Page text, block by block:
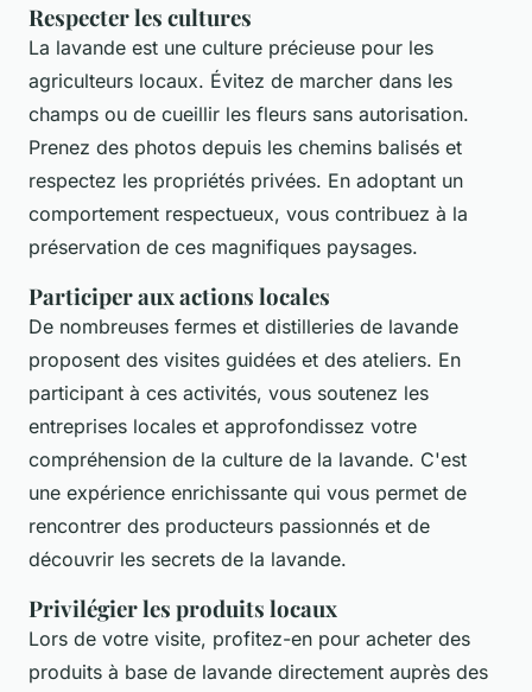
Respecter les cultures
La lavande est une culture précieuse pour les
agriculteurs locaux. Évitez de marcher dans les
champs ou de cueillir les fleurs sans autorisation.
Prenez des photos depuis les chemins balisés et
respectez les propriétés privées. En adoptant un
comportement respectueux, vous contribuez à la
préservation de ces magnifiques paysages.
Participer aux actions locales
De nombreuses fermes et distilleries de lavande
proposent des visites guidées et des ateliers. En
participant à ces activités, vous soutenez les
entreprises locales et approfondissez votre
compréhension de la culture de la lavande. C'est
une expérience enrichissante qui vous permet de
rencontrer des producteurs passionnés et de
découvrir les secrets de la lavande.
Privilégier les produits locaux
Lors de votre visite, profitez-en pour acheter des
produits à base de lavande directement auprès des